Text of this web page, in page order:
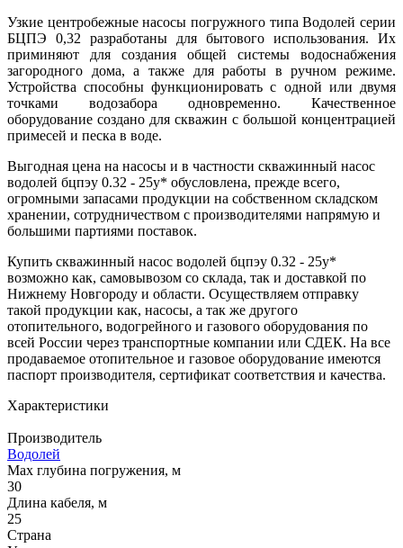
Узкие центробежные насосы погружного типа Водолей серии
БЦПЭ 0,32 разработаны для бытового использования. Их
приминяют для создания общей системы водоснабжения
загородного дома, а также для работы в ручном режиме.
Устройства способны функционировать с одной или двумя
точками водозабора одновременно. Качественное
оборудование создано для скважин с большой концентрацией
примесей и песка в воде.
Выгодная цена на насосы и в частности скважинный насос
водолей бцпэу 0.32 - 25у* обусловлена, прежде всего,
огромными запасами продукции на собственном складском
хранении, сотрудничеством с производителями напрямую и
большими партиями поставок.
Купить скважинный насос водолей бцпэу 0.32 - 25у*
возможно как, самовывозом со склада, так и доставкой по
Нижнему Новгороду и области. Осуществляем отправку
такой продукции как, насосы, а так же другого
отопительного, водогрейного и газового оборудования по
всей России через транспортные компании или СДЕК. На все
продаваемое отопительное и газовое оборудование имеются
паспорт производителя, сертификат соответствия и качества.
Характеристики
Производитель
Водолей
Max глубина погружения, м
30
Длина кабеля, м
25
Страна